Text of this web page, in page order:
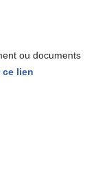
ou documents
lien